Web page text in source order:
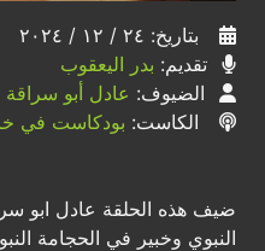
بتاريخ: ٢٤ / ١٢ / ٢٠٢٤
تقديم: بدر اليعقوب
الضيوف: عادل أبو سراقة
الكاست: بودكاست في
ضيف هذه الحلقة عادل ابو
النبوي وخبير في الحجامة